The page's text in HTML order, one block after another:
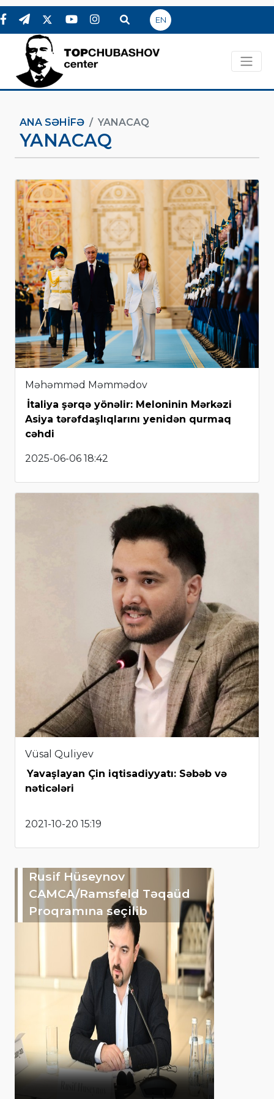
EN
ANA SƏHIFƏ YANACAQ
YANACAQ
Məhəmməd Məmmədov
İtaliya şərqə yönəlir: Meloninin Mərkəzi
Asiya tərəfdaşlıqlarını yenidən qurmaq
cəhdi
2025-06-06 18:42
Vüsal Quliyev
Yavaşlayan Çin iqtisadiyyatı: Səbəb və
nəticələri
2021-10-20 15:19
Rusif Hüseynov
CAMCA/Ramsfeld Təqaüd
Proqramına seçilib